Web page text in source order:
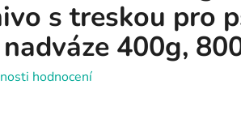
s treskou pro
400g,
hodnocení